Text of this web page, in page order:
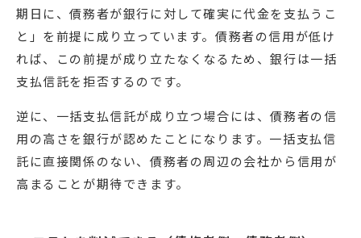
期日に、債務者が銀行に対して確実に代金を支払うこ
と」を前提に成り立っています。債務者の信用が低け
れば、この前提が成り立たなくなるため、銀行は一括
支払信託を拒否するのです。
逆に、一括支払信託が成り立つ場合には、債務者の信
用の高さを銀行が認めたことになります。一括支払信
託に直接関係のない、債務者の周辺の会社から信用が
高まることが期待できます。